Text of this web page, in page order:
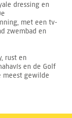
dressing en
met een tv-
zwembad en
rust en
en de Golf
meest gewilde